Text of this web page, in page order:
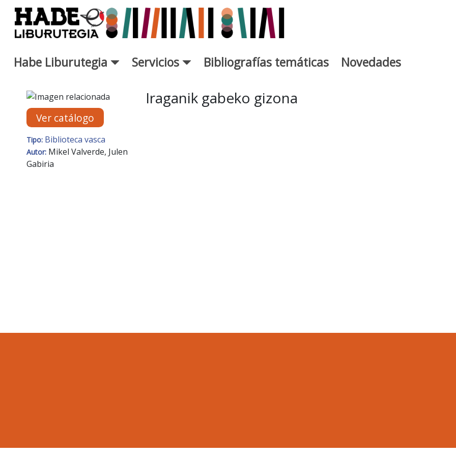
Saltar al contenido principal
Habe Liburutegia Servicios Bibliografías temáticas Novedades
Ficha de Novedades - Liburutegia
Ver catálogo
Tipo: Biblioteca vasca
Autor: Mikel Valverde, Julen
Gabiria
Iraganik gabeko gizona